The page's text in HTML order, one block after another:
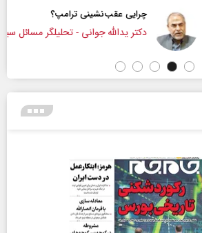
عقب‌نشینی ترامپ؟
جوانی - تحلیلگر مسائل سیاسی